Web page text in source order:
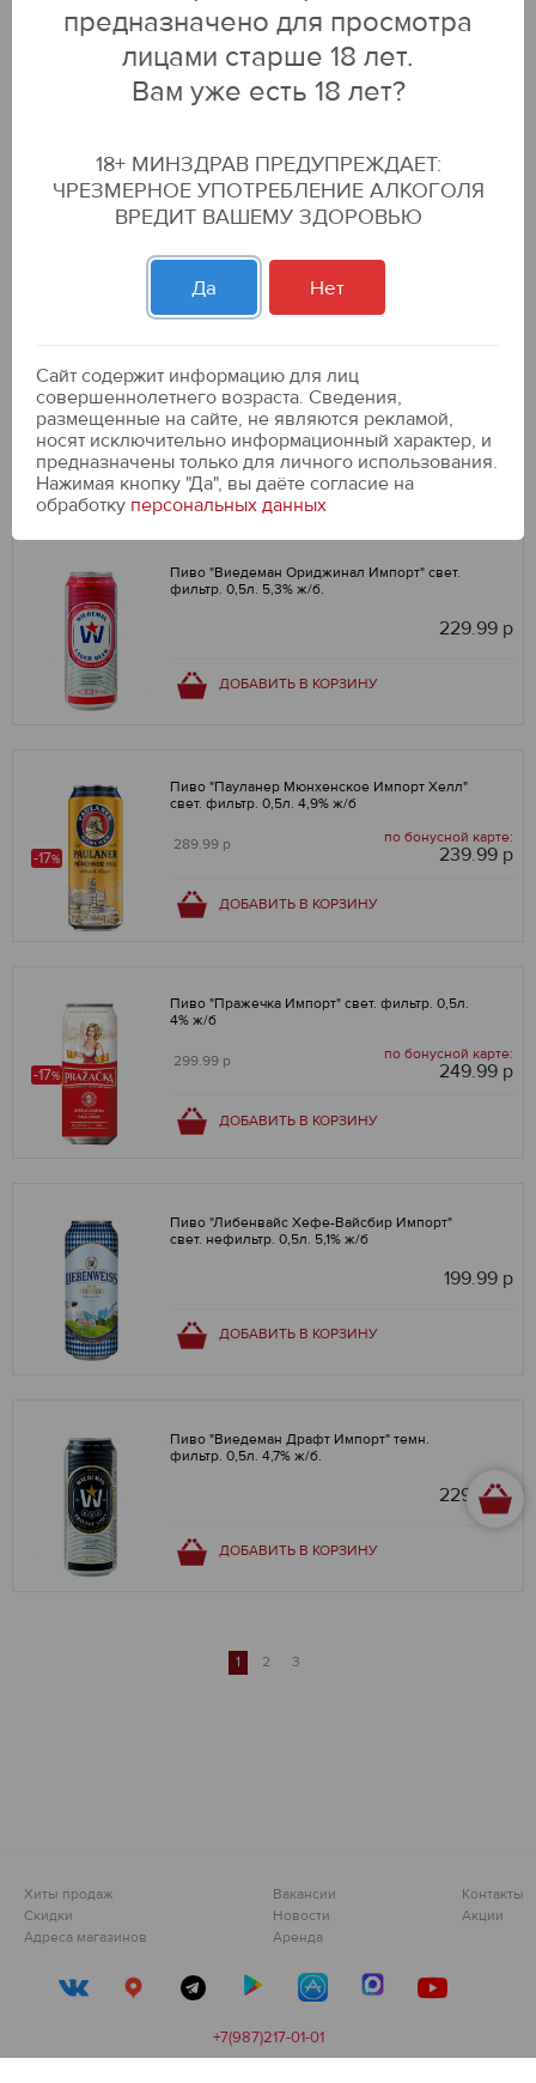
ДОБАВИТЬ В КОРЗИНУ
Импорт" свет. фильтр. 0,5л. 5% ж/б
249.99 р по бонусной карте:
199.99 р
ДОБАВИТЬ В КОРЗИНУ
фильтр. 0,5л. 5% ж/б.
229.99 р
ДОБАВИТЬ В КОРЗИНУ
Пиво "Виедеман Ориджинал Импорт" свет.
фильтр. 0,5л. 5,3% ж/б.
229.99 р
ДОБАВИТЬ В КОРЗИНУ
-17%
Пиво "Пауланер Мюнхенское Импорт Хелл"
свет. фильтр. 0,5л. 4,9% ж/б
289.99 р по бонусной карте:
239.99 р
ДОБАВИТЬ В КОРЗИНУ
-17%
Пиво "Пражечка Импорт" свет. фильтр. 0,5л.
4% ж/б
299.99 р по бонусной карте:
249.99 р
ДОБАВИТЬ В КОРЗИНУ
Пиво "Либенвайс Хефе-Вайсбир Импорт"
свет. нефильтр. 0,5л. 5,1% ж/б
199.99 р
ДОБАВИТЬ В КОРЗИНУ
Пиво "Виедеман Драфт Импорт" темн.
фильтр. 0,5л. 4,7% ж/б.
229.99 р
ДОБАВИТЬ В КОРЗИНУ
1 2 3
Хиты продаж
Скидки
Адреса магазинов
Вакансии
Новости
Аренда
Контакты
Акции
+7(987)217-01-01
предназначено для просмотра
лицами старше 18 лет.
Вам уже есть 18 лет?
18+ МИНЗДРАВ ПРЕДУПРЕЖДАЕТ:
ЧРЕЗМЕРНОЕ УПОТРЕБЛЕНИЕ АЛКОГОЛЯ
ВРЕДИТ ВАШЕМУ ЗДОРОВЬЮ
Да Нет
Сайт содержит информацию для лиц
совершеннолетнего возраста. Сведения,
размещенные на сайте, не являются рекламой,
носят исключительно информационный характер, и
предназначены только для личного использования.
Нажимая кнопку "Да", вы даёте cогласие на
обработку персональных данных